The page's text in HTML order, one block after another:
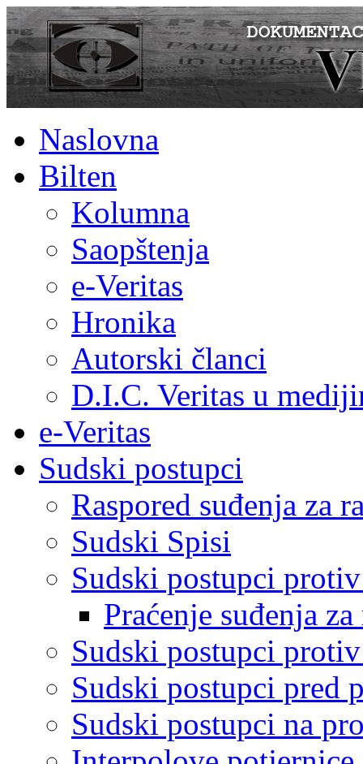
Naslovna
Bilten
Kolumna
Saopštenja
e-Veritas
Hronika
Autorski članci
D.I.C. Veritas u
e-Veritas
Sudski postupci
Raspored suđenja za
Sudski Spisi
Sudski postupci
Praćenje suđenja
Sudski postupci
Sudski postupci pred
Sudski postupci na